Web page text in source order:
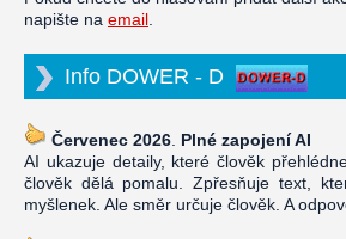
napište na email
Info DOWER - D
Červenec 2026 Plné zapojení AI
AI ukazuje detaily, které člověk
člověk dělá pomalu. Zpřesňuje text,
myšlenek. Ale směr určuje člověk. A